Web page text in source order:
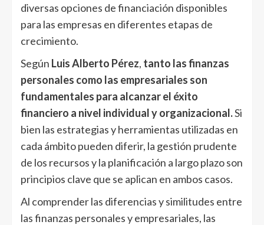
diversas opciones de financiación disponibles
para las empresas en diferentes etapas de
crecimiento.
Según Luis Alberto Pérez, tanto las finanzas
personales como las empresariales son
fundamentales para alcanzar el éxito
financiero a nivel individual y organizacional.Si
bien las estrategias y herramientas utilizadas en
cada ámbito pueden diferir, la gestión prudente
de los recursos y la planificación a largo plazo son
principios clave que se aplican en ambos casos.
Al comprender las diferencias y similitudes entre
las finanzas personales y empresariales, las